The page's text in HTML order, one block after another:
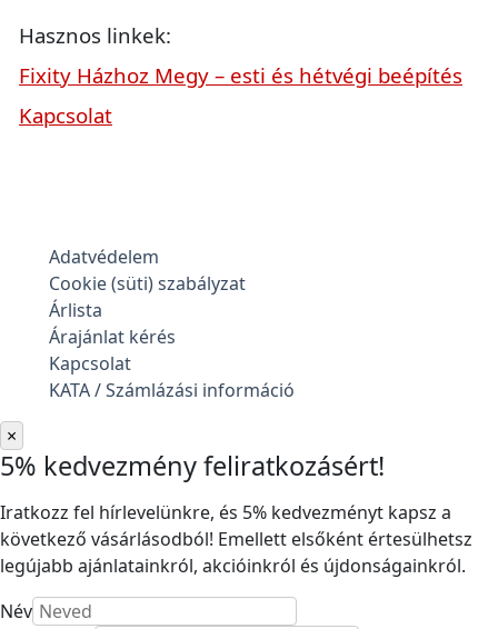
Hasznos linkek:
Fixity Házhoz Megy – esti és hétvégi beépítés
Kapcsolat
Adatvédelem
Cookie (süti) szabályzat
Árlista
Árajánlat kérés
Kapcsolat
KATA / Számlázási információ
×
5% kedvezmény feliratkozásért!
Iratkozz fel hírlevelünkre, és 5% kedvezményt kapsz a
következő vásárlásodból! Emellett elsőként értesülhetsz
legújabb ajánlatainkról, akcióinkról és újdonságainkról.
Név